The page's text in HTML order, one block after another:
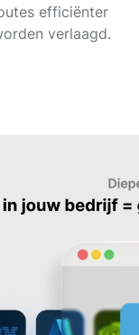
efficiënter
verlaagd.